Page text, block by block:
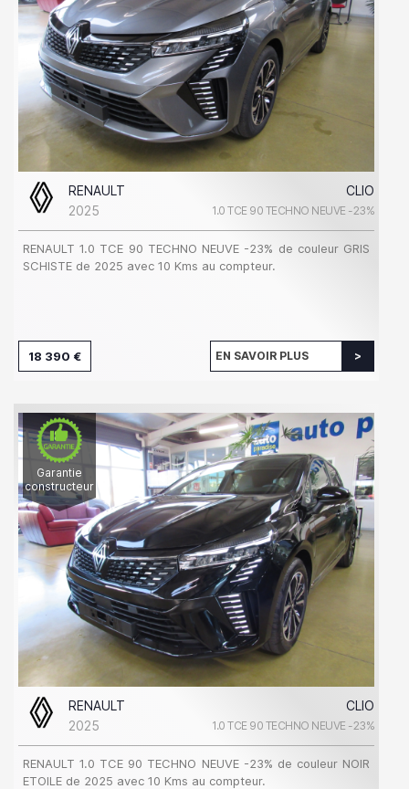
RENAULT
CLIO
2025
1.0 TCE 90 TECHNO NEUVE -23%
RENAULT 1.0 TCE 90 TECHNO NEUVE -23% de couleur GRIS
SCHISTE de 2025 avec 10 Kms au compteur.
18 390 € EN SAVOIR PLUS
Garantie
constructeur
RENAULT
CLIO
2025
1.0 TCE 90 TECHNO NEUVE -23%
RENAULT 1.0 TCE 90 TECHNO NEUVE -23% de couleur NOIR
ETOILE de 2025 avec 10 Kms au compteur.